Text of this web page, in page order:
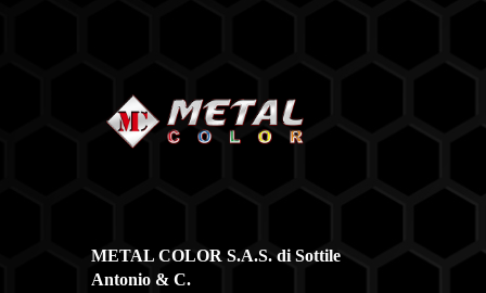
METAL COLOR S.A.S. di Sottile
Antonio & C.